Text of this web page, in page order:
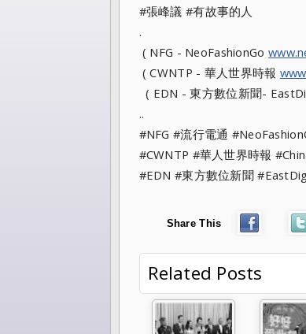
#張峰議 #有故事的人
.
( NFG - NeoFashionGo
( CWNTP - 華人世界時報
( EDN - 東方數位新聞-
..
#NFG #流行電通
#CWNTP #華人世界時報
#EDN #東方數位新聞
Share This
Related Posts